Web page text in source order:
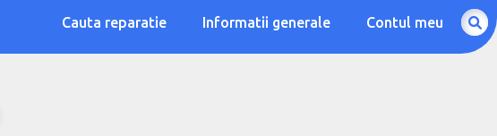
Cauta reparatie Informatii generale Contul meu